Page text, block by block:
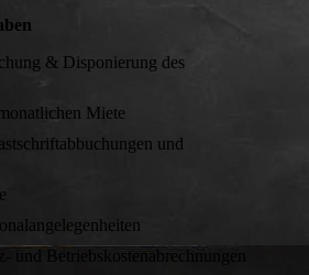
& Disponierung des
Miete
und
und Betriebskostenabrechnungen